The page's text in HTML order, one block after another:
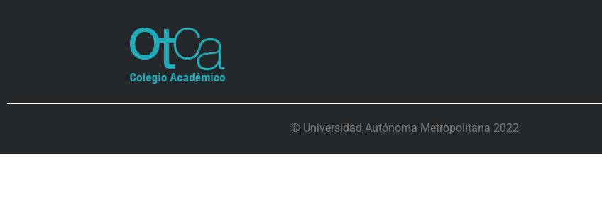
© Universidad Autónoma Metropolitana 2022